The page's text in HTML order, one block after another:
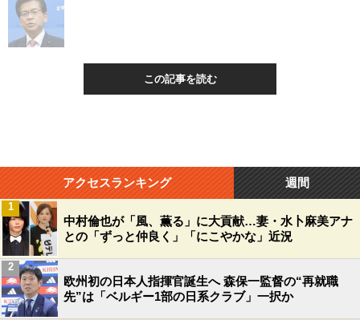
この記事を読む
アクセスランキング 週間
中村倫也が「風、薫る」に大貢献…妻・水卜麻美アナ
との「ずっと仲良く」「にこやかな」近況
1
欧州初の日本人指揮官誕生へ 森保一監督の“再就職
先”は「ベルギー1部の日系クラブ」一択か
2